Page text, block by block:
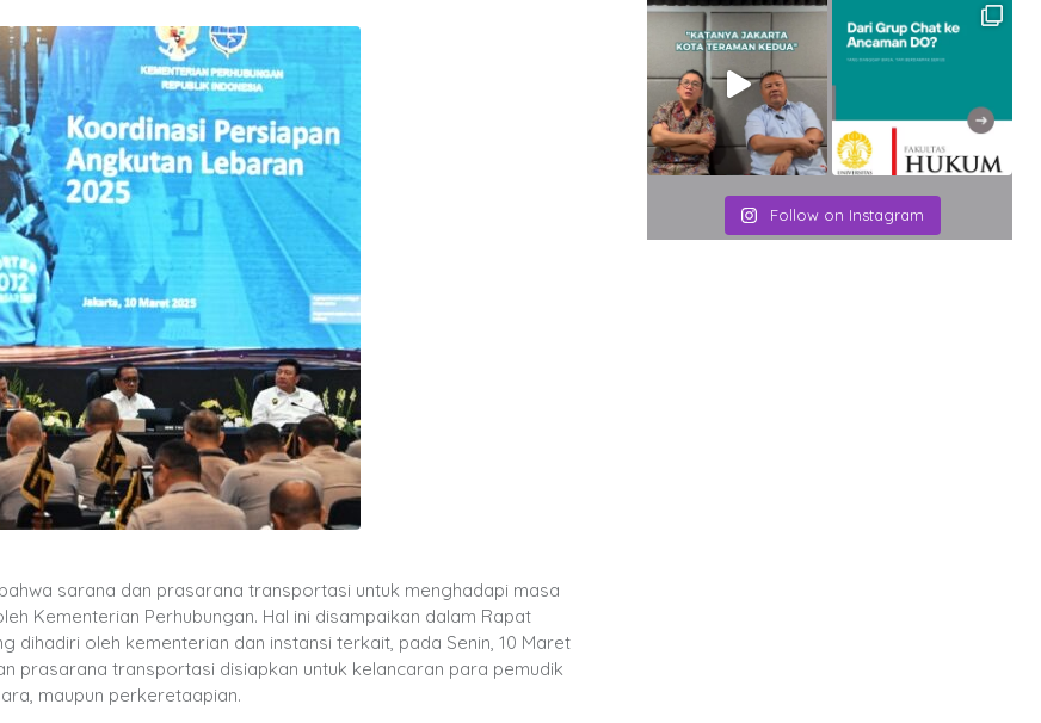
sarana dan prasarana transportasi untuk menghadapi masa
Kementerian Perhubungan. Hal ini disampaikan dalam Rapat
oleh kementerian dan instansi terkait, pada Senin, 10 Maret
prasarana transportasi disiapkan untuk kelancaran para pemudik
maupun perkeretaapian.
Follow on Instagram